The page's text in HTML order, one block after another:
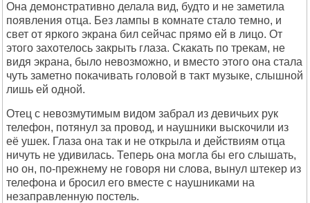
Она демонстративно делала вид, будто и не заметила
появления отца. Без лампы в комнате стало темно, и
свет от яркого экрана бил сейчас прямо ей в лицо. От
этого захотелось закрыть глаза. Скакать по трекам, не
видя экрана, было невозможно, и вместо этого она стала
чуть заметно покачивать головой в такт музыке, слышной
лишь ей одной.
Отец с невозмутимым видом забрал из девичьих рук
телефон, потянул за провод, и наушники выскочили из
её ушек. Глаза она так и не открыла и действиям отца
ничуть не удивилась. Теперь она могла бы его слышать,
но он, по-прежнему не говоря ни слова, вынул штекер из
телефона и бросил его вместе с наушниками на
незаправленную постель.